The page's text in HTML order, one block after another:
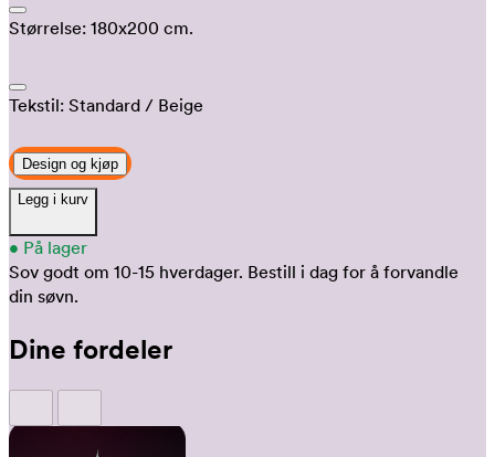
Størrelse: 180x200 cm.
Tekstil: Standard / Beige
Design og kjøp
Legg i kurv
• På lager
Sov godt om 10-15 hverdager. Bestill i dag for å forvandle
din søvn.
Dine fordeler